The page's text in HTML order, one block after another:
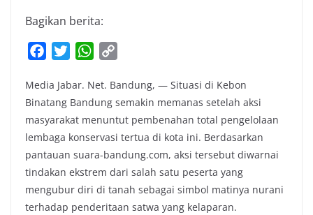
Bagikan berita:
c
e
b
o
o
k
i
t
t
e
r
W
a
t
s
A
p
p
p
y
L
n
k
Media Jabar. Net. Bandung, — Situasi di Kebon
Binatang Bandung semakin memanas setelah aksi
masyarakat menuntut pembenahan total pengelolaan
lembaga konservasi tertua di kota ini. Berdasarkan
pantauan suara-bandung.com, aksi tersebut diwarnai
tindakan ekstrem dari salah satu peserta yang
mengubur diri di tanah sebagai simbol matinya nurani
terhadap penderitaan satwa yang kelaparan.